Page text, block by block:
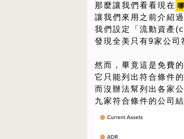
那麼讓我們看看現在
讓我們來用之前介紹
我們設定「流動資產
發現全美只有9家公司
然而，畢竟這是免費的
它只能列出符合條件的
而沒辦法幫列出各家
九家符合條件的公司結